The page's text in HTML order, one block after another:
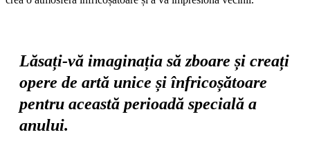
Lăsați-vă imaginația să zboare și creați
opere de artă unice și înfricoșătoare
pentru această perioadă specială a
anului.